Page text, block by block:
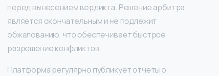
перед вынесением вердикта. Решение арбитра
является окончательным и не подлежит
обжалованию, что обеспечивает быстрое
разрешение конфликтов.
Платформа регулярно публикует отчеты о